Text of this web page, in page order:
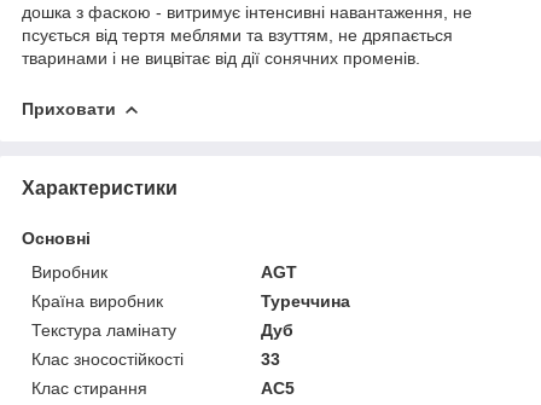
дошка з фаскою - витримує інтенсивні навантаження, не
псується від тертя меблями та взуттям, не дряпається
тваринами і не вицвітає від дії сонячних променів.
Приховати
Характеристики
Основні
Виробник
AGT
Країна виробник
Туреччина
Текстура ламінату
Дуб
Клас зносостійкості
33
Клас стирання
АС5